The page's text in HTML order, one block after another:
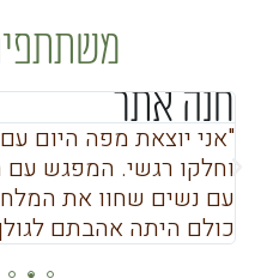
חנה אתר
"אני יוצאת מפה היום
וחלקו רגשי. המפגש עם
עם נשים שחוו את
כולם היתה אהבתם